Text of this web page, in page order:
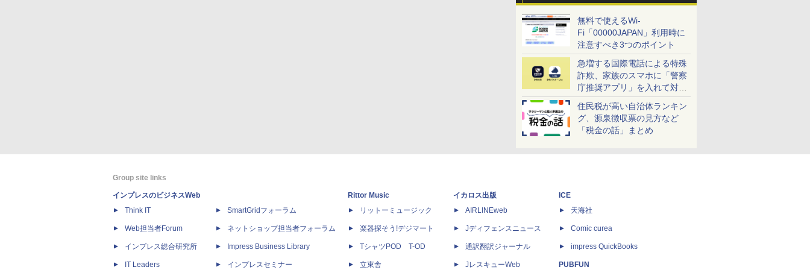
無料で使えるWi-
Fi「00000JAPAN」利用時に
注意すべき3つのポイント
急増する国際電話による特殊
詐欺、家族のスマホに「警察
庁推奨アプリ」を入れて対策
しよう！
住民税が高い自治体ランキン
グ、源泉徴収票の見方など
「税金の話」まとめ
Group site links
インプレスのビジネスWeb
Think IT
Web担当者Forum
インプレス総合研究所
IT Leaders
SmartGridフォーラム
ネットショップ担当者フォーラム
Impress Business Library
インプレスセミナー
Rittor Music
リットーミュージック
楽器探そう!デジマート
TシャツPOD T-OD
立東舎
イカロス出版
AIRLINEweb
Jディフェンスニュース
通訳翻訳ジャーナル
JレスキューWeb
ICE
天海社
Comic curea
impress QuickBooks
PUBFUN